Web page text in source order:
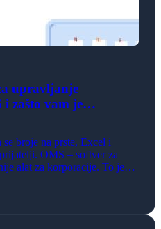
upravljanje
zašto vam je
broje na prste, Excel i
OMS – softver za
alat za korporacije. To je